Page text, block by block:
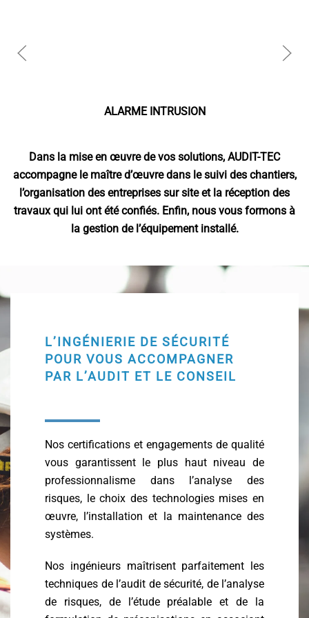
ALARME INTRUSION
Dans la mise en œuvre de vos solutions, AUDIT-TEC
accompagne le maître d’œuvre dans le suivi des chantiers,
l’organisation des entreprises sur site et la réception des
travaux qui lui ont été confiés. Enfin, nous vous formons à
la gestion de l’équipement installé.
L’INGÉNIERIE DE SÉCURITÉ
POUR VOUS ACCOMPAGNER
PAR L’AUDIT ET LE CONSEIL
Nos certifications et engagements de qualité
vous garantissent le plus haut niveau de
professionnalisme dans l’analyse des
risques, le choix des technologies mises en
œuvre, l’installation et la maintenance des
systèmes.
Nos ingénieurs maîtrisent parfaitement les
techniques de l’audit de sécurité, de l’analyse
de risques, de l’étude préalable et de la